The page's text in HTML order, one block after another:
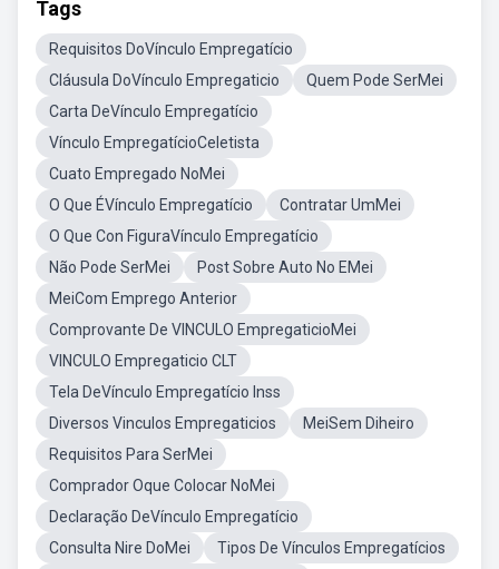
Tags
Requisitos DoVínculo Empregatício
Cláusula DoVínculo Empregaticio
Quem Pode SerMei
Carta DeVínculo Empregatício
Vínculo EmpregatícioCeletista
Cuato Empregado NoMei
O Que ÉVínculo Empregatício
Contratar UmMei
O Que Con FiguraVínculo Empregatício
Não Pode SerMei
Post Sobre Auto No EMei
MeiCom Emprego Anterior
Comprovante De VINCULO EmpregaticioMei
VINCULO Empregaticio CLT
Tela DeVínculo Empregatício Inss
Diversos Vinculos Empregaticios
MeiSem Diheiro
Requisitos Para SerMei
Comprador Oque Colocar NoMei
Declaração DeVínculo Empregatício
Consulta Nire DoMei
Tipos De Vínculos Empregatícios